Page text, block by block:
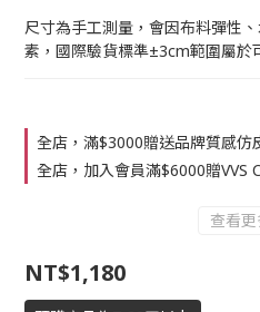
尺寸為手工測量，會因布料彈性
素，國際驗貨標準±3cm範圍屬
全店，滿$3000贈送品牌質感仿
全店，加入會員滿$6000贈VVS
查看更
NT$1,180